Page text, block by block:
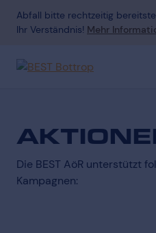
Abfall bitte rechtzeitig
Ihr Verständnis! Mehr
Die BEST AöR unterstützt
Kampagnen: